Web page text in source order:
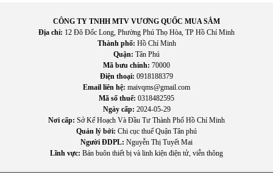
phận bên trong được tối ưu nhằm đáp ứng nhu cầu sử dụng
nước thường xuyên của gia đình.
Việc bảo trì và thay thế lõi lọc được thiết kế đơn giản, giúp
người dùng thuận tiện trong quá trình sử dụng lâu dài mà
không mất nhiều thời gian.
Tiết kiệm không gian sử dụng
Nhờ thiết kế nhỏ gọn và bố trí hợp lý, sản phẩm không
chiếm quá nhiều diện tích, phù hợp với nhiều vị trí lắp đặt
CÔNG TY TNHH MTV VƯƠNG QUỐC MUA SẮM
Địa chỉ: 12 Đô Đốc Long, Phường Phú Thọ Hòa, TP Hồ Chí Minh
Thành phố: Hồ Chí Minh
Quận: Tân Phú
Mã bưu chính: 70000
Điện thoại: 0918188379
Email liên hệ: maivqms@gmail.com
Mã số thuế: 0318482595
Ngày cấp: 2024-05-29
Nơi cấp: Sở Kế Hoạch Và Đầu Tư Thành Phố Hồ Chí Minh
Quản lý bởi: Chi cục thuế Quận Tân phú
Người ĐDPL: Nguyễn Thị Tuyết Mai
Lĩnh vực: Bán buôn thiết bị và linh kiện điện tử, viễn thông